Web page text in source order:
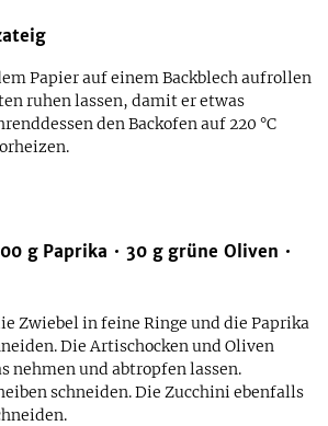
Papier auf einem Backblech aufrollen
ruhen lassen, damit er etwas
den Backofen auf 220 °C
g Paprika 30 g grüne Oliven
Zwiebel in feine Ringe und die Paprika
Die Artischocken und Oliven
nehmen und abtropfen lassen.
schneiden. Die Zucchini ebenfalls